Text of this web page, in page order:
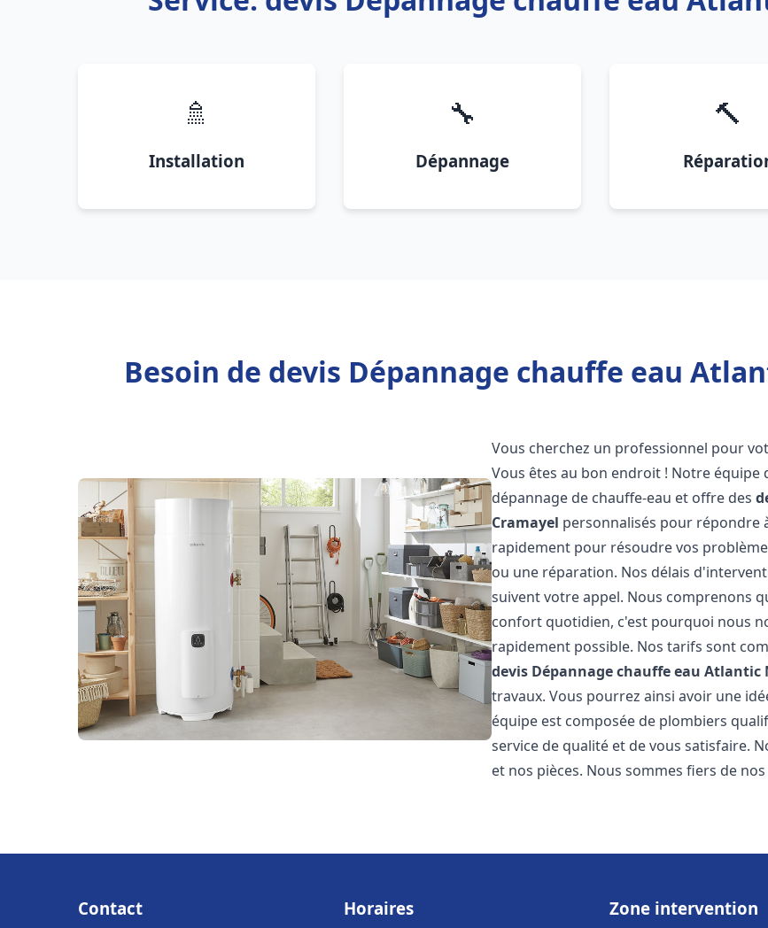
🚿
Installation
🔧
Dépannage
🔨
Besoin de devis Dépannage chauffe eau
Vous cherchez un professionnel pour
Vous êtes au bon endroit ! Notre équipe
dépannage de chauffe-eau et offre des
Cramayel personnalisés pour répondre
rapidement pour résoudre vos
ou une réparation. Nos délais
suivent votre appel. Nous comprenons
confort quotidien, c'est pourquoi nous
rapidement possible. Nos tarifs sont
devis Dépannage chauffe eau Atlantic
travaux. Vous pourrez ainsi avoir une
équipe est composée de plombiers
service de qualité et de vous satisfaire.
et nos pièces. Nous sommes fiers de
Contact Horaires Zone intervention